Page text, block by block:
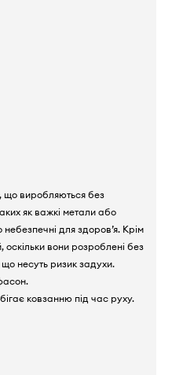
що виробляються без
як важкі метали або
небезпечні для здоров’я. Крім
оскільки вони розроблені без
несуть ризик задухи.
ковзанню під час руху.